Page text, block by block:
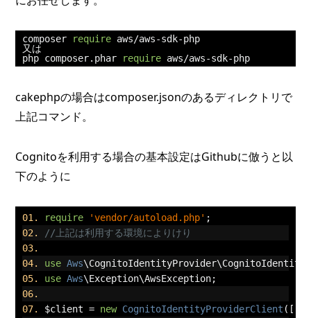
composer require aws/aws-sdk-
又は
php composer. phar require aws/aws-sdk-php
cakephpの場合はcomposer.jsonのあるディレクトリで
上記コマンド。
Cognitoを利用する場合の基本設定はGithubに倣うと以
下のように
require 'vendor/autoload.php' ;
//上記は利用する環境によりけり
use Aws
use Aws\Exception\AwsException;
$client = new CognitoIdentityProviderClient ([